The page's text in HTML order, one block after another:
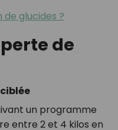
glucides ?
de
un programme
entre 2 et 4 kilos en